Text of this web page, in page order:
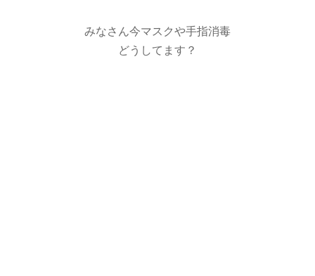
みなさん今マスクや手指消毒
どうしてます？